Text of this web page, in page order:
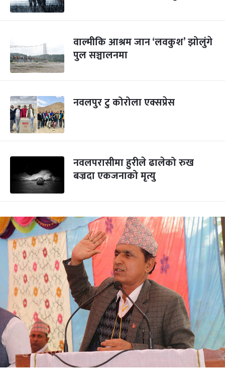
वाल्मीकि आश्रम जान ‘लवकुश’ झोलुंगे
पुल सञ्चालनमा
नवलपुर टु कोरोला एक्सप्रेस
नवलपरासीमा हुरीले ढालेको रुख
बज्रदा एकजनाको मृत्यु